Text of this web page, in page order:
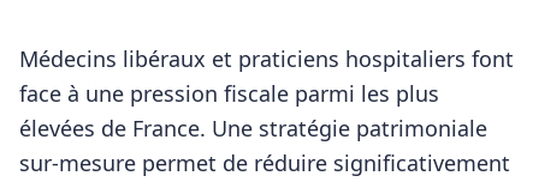
Médecins libéraux et praticiens hospitaliers font
face à une pression fiscale parmi les plus
élevées de France. Une stratégie patrimoniale
sur-mesure permet de réduire significativement